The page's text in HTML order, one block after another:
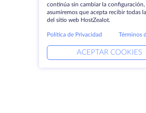
continúa sin cambiar la configuración,
asumiremos que acepta recibir todas
del sitio web HostZealot.
Política de Privacidad Términos
ACEPTAR COOKIES